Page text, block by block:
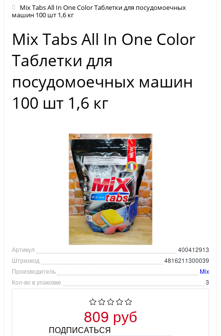
Mix Tabs All In One Color Таблетки для посудомоечных
машин 100 шт 1,6 кг
Mix Tabs All In One Color
Таблетки для
посудомоечных машин
100 шт 1,6 кг
Артикул
400412913
Штрихкод
4816211300039
Производитель
Mix
Кол-во в упаковке
3
809 руб
ПОДПИСАТЬСЯ